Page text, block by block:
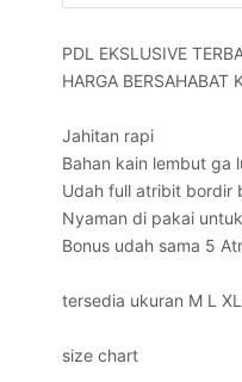
PDL EKSLUSIVE
HARGA BERSAHABAT
Jahitan rapi
Bahan kain lembut ga
Udah full atribit bordir
Nyaman di pakai
Bonus udah sama 5
tersedia ukuran M L XL
size chart